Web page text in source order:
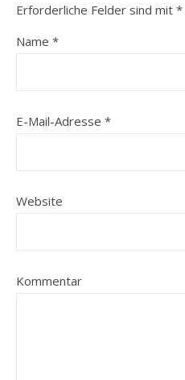
Erforderliche Felder sind mit *
Name *
E-Mail-Adresse *
Website
Kommentar